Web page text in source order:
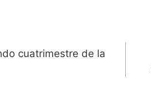
cuatrimestre de la